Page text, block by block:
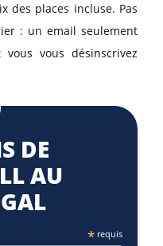
des places incluse. Pas
: un email seulement
vous désinscrivez
DE
AU
*requis